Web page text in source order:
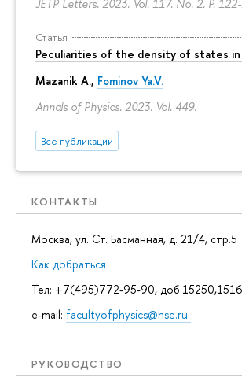
JETP Letters. 2023. Vol. 117. No. 2. P.
Статья
Peculiarities of the density of states in
Mazanik A., Fominov Ya.V.
Annals of Physics. 2023. Vol. 449.
Все публикации
КОНТАКТЫ
Москва, ул. Ст. Басманная, д. 21/4, стр.5
Как добраться
Тел: +7(495)772-95-90,
e-mail: facultyofphysics@hse.ru
РУКОВОДСТВО